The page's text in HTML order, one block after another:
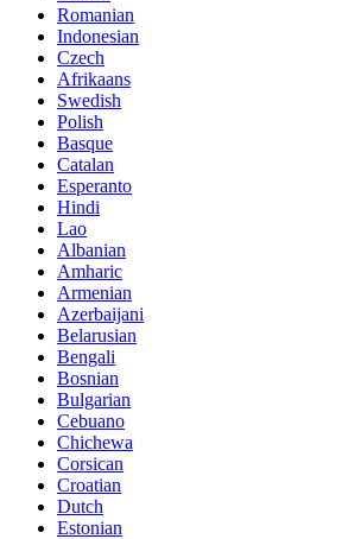
Romanian
Indonesian
Czech
Afrikaans
Swedish
Polish
Basque
Catalan
Esperanto
Hindi
Lao
Albanian
Amharic
Armenian
Azerbaijani
Belarusian
Bengali
Bosnian
Bulgarian
Cebuano
Chichewa
Corsican
Croatian
Dutch
Estonian